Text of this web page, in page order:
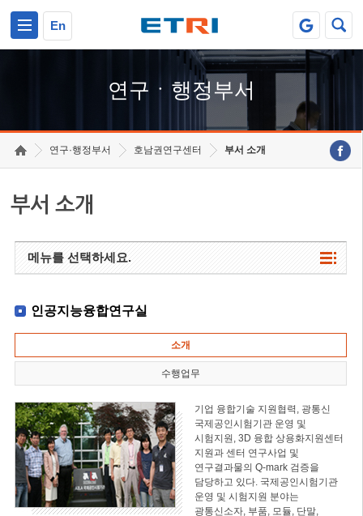
En
연구ㆍ행정부서
연구·행정부서 호남권연구센터 부서 소개
부서 소개
메뉴를 선택하세요.
인공지능융합연구실
소개
수행업무
기업 융합기술 지원협력, 광통신
국제공인시험기관 운영 및
시험지원, 3D 융합 상용화지원센터
지원과 센터 연구사업 및
연구결과물의 Q-mark 검증을
담당하고 있다. 국제공인시험기관
운영 및 시험지원 분야는
광통신소자, 부품, 모듈, 단말,